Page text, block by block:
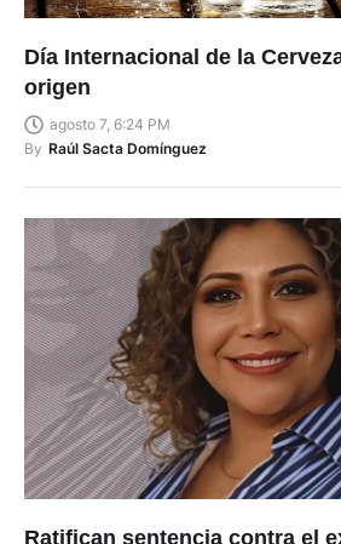
origen
agosto 7, 6:24 PM
By Raúl Sacta Domínguez
policía Germán Cáceres por el